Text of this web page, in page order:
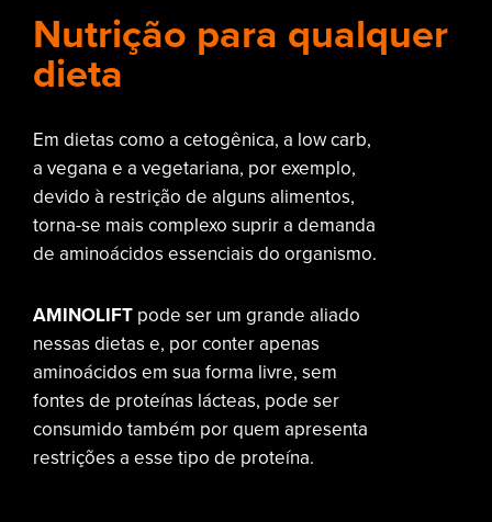
Nutrição para qualquer
dieta
Em dietas como a cetogênica, a low carb,
a vegana e a vegetariana, por exemplo,
devido à restrição de alguns alimentos,
torna-se mais complexo suprir a demanda
de aminoácidos essenciais do organismo.
AMINOLIFT pode ser um grande aliado
nessas dietas e, por conter apenas
aminoácidos em sua forma livre, sem
fontes de proteínas lácteas, pode ser
consumido também por quem apresenta
restrições a esse tipo de proteína.